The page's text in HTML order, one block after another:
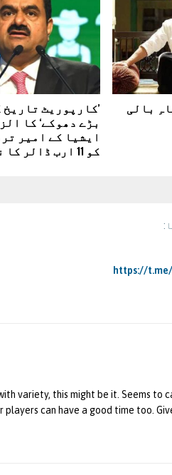
بالی
’کارپوریٹ تاریخ
بڑے دھوکے‘ کا
ایشیا کے امیر
کو 11 ارب ڈالر کا نقصان
https://t.me/
variety, this might be it. Seems to
players can have a good time too.